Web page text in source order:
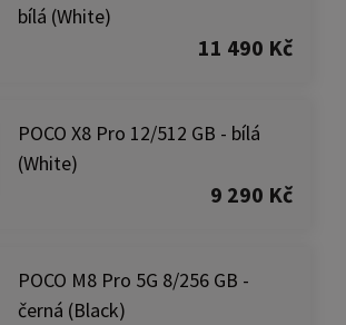
bílá (White)
11 490 Kč
POCO X8 Pro 12/512 GB - bílá
(White)
9 290 Kč
POCO M8 Pro 5G 8/256 GB -
černá (Black)